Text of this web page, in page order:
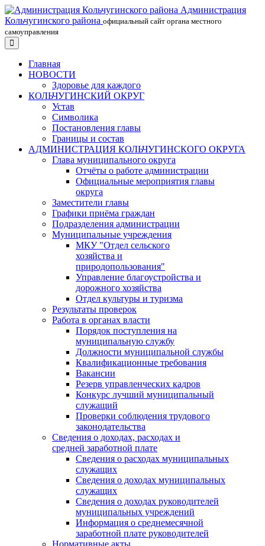
Администрация
Кольчугинского района официальный сайт органа местного
самоуправления
Главная
НОВОСТИ
Здоровье для каждого
КОЛЬЧУГИНСКИЙ ОКРУГ
Устав
Символика
Постановления главы
Границы и состав
АДМИНИСТРАЦИЯ КОЛЬЧУГИНСКОГО ОКРУГА
Глава муниципального округа
Отчёты о работе администрации
Официальные мероприятия главы
округа
Заместители главы
Графики приёма граждан
Подразделения администрации
Муниципальные учреждения
МКУ "Отдел сельского
хозяйства и
природопользования"
Управление благоустройства и
дорожного хозяйства
Отдел культуры и туризма
Результаты проверок
Работа в органах власти
Порядок поступления на
муниципальную службу
Должности муниципальной службы
Квалификационные требования
Вакансии
Резерв управленческих кадров
Конкурс лучший муниципальный
служащий
Проверки соблюдения трудового
законодательства
Сведения о доходах, расходах и
средней заработной плате
Сведения о расходах муниципальных
служащих
Сведения о доходах муниципальных
служащих
Сведения о доходах руководителей
муниципальных учреждений
Информация о среднемесячной
заработной плате руководителей
Нормативные акты